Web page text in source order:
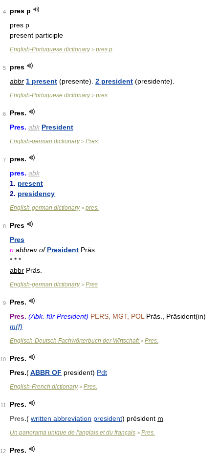
4
pres p
pres p
present participle
English-Portuguese dictionary> pres p
5
pres
abbr 1 present (presente). 2 president (presidente).
English-Portuguese dictionary> pres
6
Pres.
Pres. abk President
English-german dictionary> Pres.
7
pres.
pres. abk
1. present
2. presidency
English-german dictionary> pres.
8
Pres
Pres
n abbrev of President Präs.
* * *
abbr Präs.
English-german dictionary> Pres
9
Pres.
Pres. (Abk. für President) PERS, MGT, POL Präs., Präsident(in)
m(f)
Englisch-Deutsch Fachwörterbuch der Wirtschaft> Pres.
10
Pres.
Pres.(ABBR OF president) Pdt
English-French dictionary> Pres.
11
Pres.
Pres.( written abbreviation president) président m
Un panorama unique de l'anglais et du français > Pres.
12 Pres.